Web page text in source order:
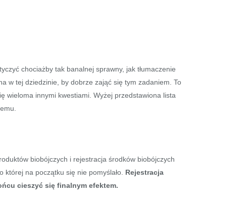
chociażby tak banalnej sprawny, jak tłumaczenie
w tej dziedzinie, by dobrze zająć się tym zadaniem. To
wieloma innymi kwestiami. Wyżej przedstawiona lista
biobójczych i rejestracja środków biobójczych
na początku się nie pomyślało. Rejestracja
cieszyć się finalnym efektem.